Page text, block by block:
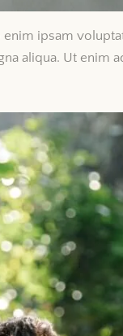
ipsam
aliqua. Ut enim